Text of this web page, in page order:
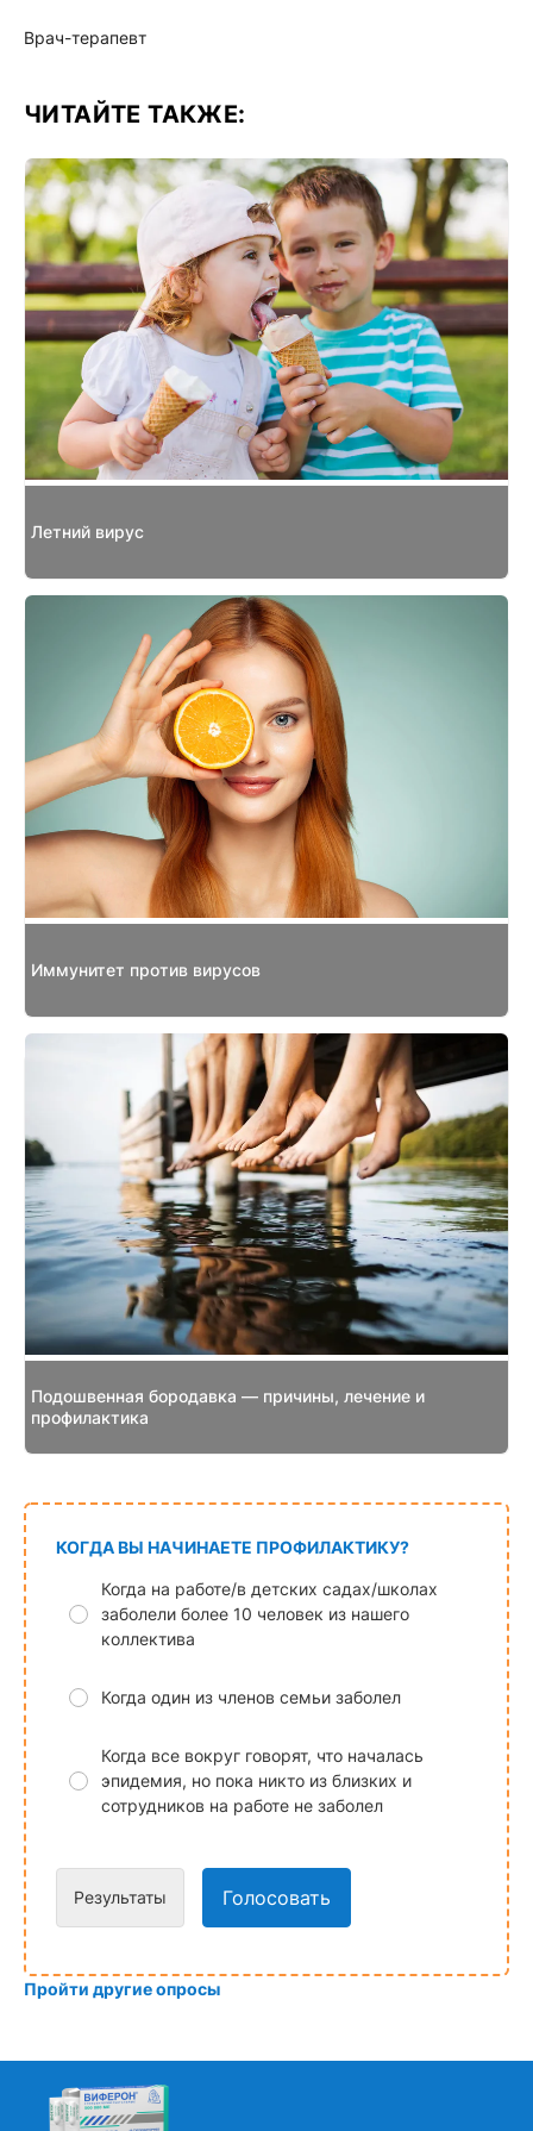
Врач-терапевт
ЧИТАЙТЕ ТАКЖЕ:
Летний вирус
Иммунитет против вирусов
Подошвенная бородавка — причины, лечение и
профилактика
КОГДА ВЫ НАЧИНАЕТЕ ПРОФИЛАКТИКУ?
Когда на работе/в детских садах/школах
заболели более 10 человек из нашего
коллектива
Когда один из членов семьи заболел
Когда все вокруг говорят, что началась
эпидемия, но пока никто из близких и
сотрудников на работе не заболел
Результаты Голосовать
Пройти другие опросы